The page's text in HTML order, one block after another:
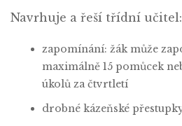
Navrhuje a řeší třídní učitel:
zapomínání: žák může
maximálně 15 pomůcek
úkolů za čtvrtletí
drobné kázeňské